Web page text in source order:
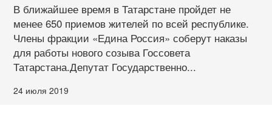
В ближайшее время в Татарстане пройдет не
менее 650 приемов жителей по всей республике.
Члены фракции «Едина Россия» соберут наказы
для работы нового созыва Госсовета
Татарстана.Депутат Государственно...
24 июля 2019